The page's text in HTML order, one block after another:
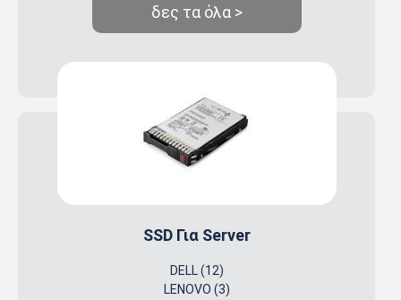
δες τα όλα >
SSD Για Server
DELL (12)
LENOVO (3)